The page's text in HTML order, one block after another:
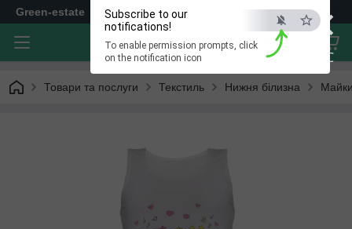
×
ESC
Subscribe to our
notifications!
To enable permission prompts, click
on the notification icon
Green-estate
Товари та послуги Текстиль Нижня білизна